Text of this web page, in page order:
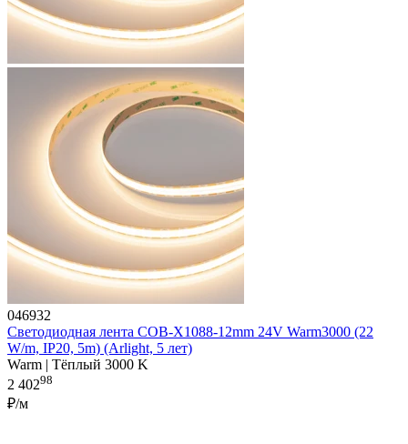
046932
Светодиодная лента COB-X1088-12mm 24V Warm3000 (22
W/m, IP20, 5m) (Arlight, 5 лет)
Warm | Тёплый 3000 K
2 40298
₽/м